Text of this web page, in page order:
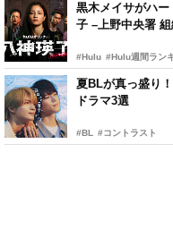
黒木メイサがハ
子 –上野中央署 組
#Hulu #Hulu週間ラン
夏BLが真っ盛り
ドラマ3選
#BL #コントラスト